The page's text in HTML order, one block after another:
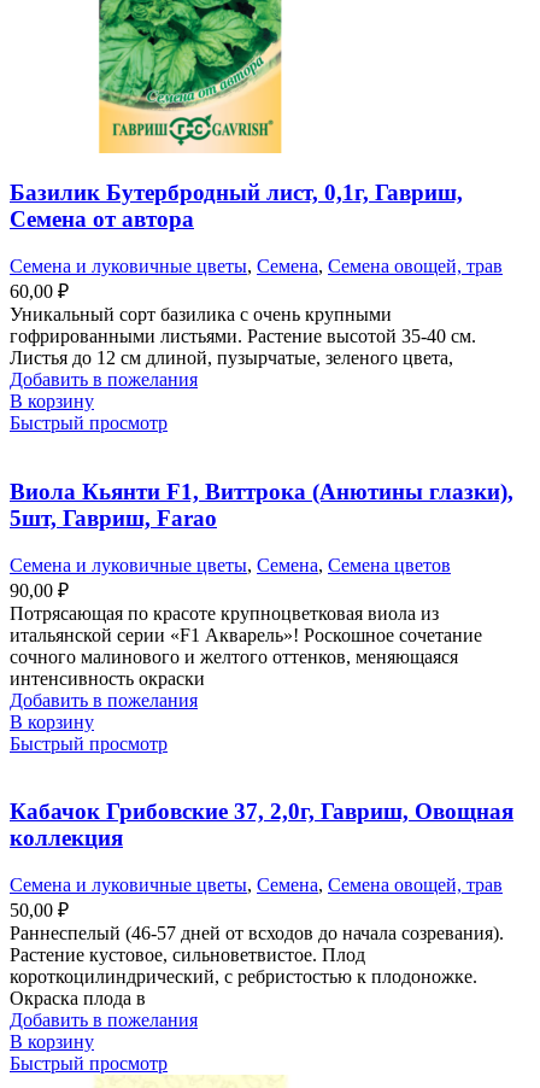
Базилик Бутербродный лист, 0,1г, Гавриш,
Семена от автора
Семена и луковичные цветы, Семена, Семена овощей, трав
60,00 ₽
Уникальный сорт базилика с очень крупными
гофрированными листьями. Растение высотой 35-40 см.
Листья до 12 см длиной, пузырчатые, зеленого цвета,
Добавить в пожелания
В корзину
Быстрый просмотр
Виола Кьянти F1, Виттрока (Анютины глазки),
5шт, Гавриш, Farao
Семена и луковичные цветы, Семена, Семена цветов
90,00 ₽
Потрясающая по красоте крупноцветковая виола из
итальянской серии «F1 Акварель»! Роскошное сочетание
сочного малинового и желтого оттенков, меняющаяся
интенсивность окраски
Добавить в пожелания
В корзину
Быстрый просмотр
Кабачок Грибовские 37, 2,0г, Гавриш, Овощная
коллекция
Семена и луковичные цветы, Семена, Семена овощей, трав
50,00 ₽
Раннеспелый (46-57 дней от всходов до начала созревания).
Растение кустовое, сильноветвистое. Плод
короткоцилиндрический, с ребристостью к плодоножке.
Окраска плода в
Добавить в пожелания
В корзину
Быстрый просмотр